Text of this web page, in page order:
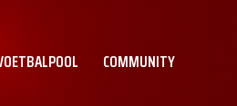
COMMUNITY